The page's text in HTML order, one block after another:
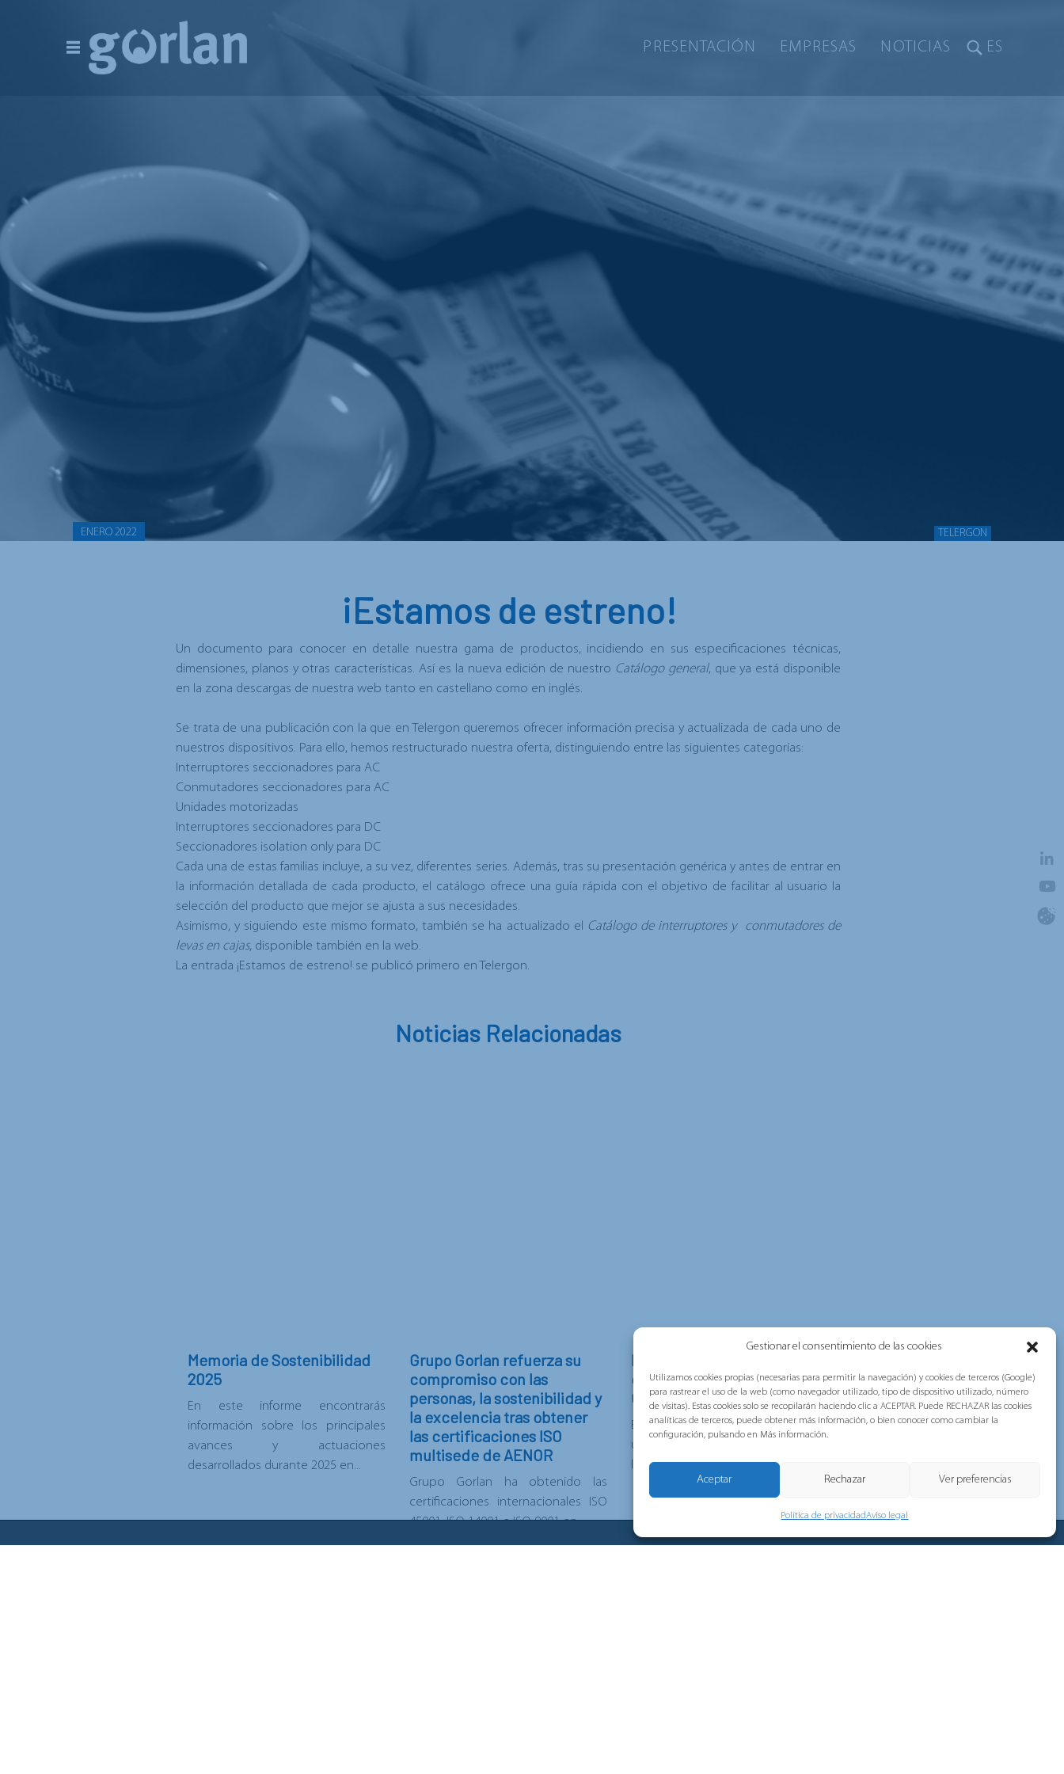
Gestionar el consentimiento de las cookies
Utilizamos cookies propias (necesarias para permitir la navegación) y cookies de terceros (Google)
para rastrear el uso de la web (como navegador utilizado, tipo de dispositivo utilizado, número
de visitas). Estas cookies solo se recopilarán haciendo clic a ACEPTAR. Puede RECHAZAR las cookies
analíticas de terceros, puede obtener más información, o bien conocer como cambiar la
configuración, pulsando en Más información.
Aceptar Rechazar Ver preferencias
Política de privacidadAviso legal
PRESENTACIÓN EMPRESAS NOTICIAS ES
ENERO 2022 TELERGON
¡Estamos de estreno!
Un documento para conocer en detalle nuestra gama de productos, incidiendo en sus especificaciones técnicas,
dimensiones, planos y otras características. Así es la nueva edición de nuestro Catálogo general, que ya está disponible
en la zona descargas de nuestra web tanto en castellano como en inglés.
Se trata de una publicación con la que en Telergon queremos ofrecer información precisa y actualizada de cada uno de
nuestros dispositivos. Para ello, hemos restructurado nuestra oferta, distinguiendo entre las siguientes categorías:
Interruptores seccionadores para AC
Conmutadores seccionadores para AC
Unidades motorizadas
Interruptores seccionadores para DC
Seccionadores isolation only para DC
Cada una de estas familias incluye, a su vez, diferentes series. Además, tras su presentación genérica y antes de entrar en
la información detallada de cada producto, el catálogo ofrece una guía rápida con el objetivo de facilitar al usuario la
selección del producto que mejor se ajusta a sus necesidades.
Asimismo, y siguiendo este mismo formato, también se ha actualizado el
Catálogo de interruptores y conmutadores de
levas en cajas, disponible también en la web.
La entrada ¡Estamos de estreno! se publicó primero enTelergon.
Noticias Relacionadas
Memoria de Sostenibilidad
2025
En este informe encontrarás
información sobre los principales
avances y actuaciones
desarrollados durante 2025 en...
Grupo Gorlan refuerza su
compromiso con las
personas, la sostenibilidad y
la excelencia tras obtener
las certificaciones ISO
multisede de AENOR
Grupo Gorlan ha obtenido las
certificaciones internacionales ISO
45001, ISO 14001 e ISO 9001 en...
Puente de Navidad, la
campaña de Navidad de
Gorlan
Este año celebramos las fiestas de
una manera diferente En lugar de
limitarlo...
< VOLVER A LAS NOTICIAS